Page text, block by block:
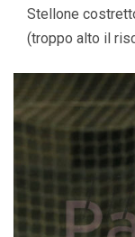
Stellone
(troppo alto il